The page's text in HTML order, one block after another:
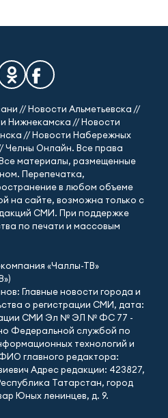
// Новости Альметьевска //
Нижнекамска // Новости
// Новости Набережных
Челны Онлайн. Все права
материалы, размещенные
Перепечатка,
в любом объеме
на сайте, возможна только с
СМИ. При поддержке
по печати и массовым
«Чаллы-ТВ»
Главные новости города и
о регистрации СМИ, дата:
СМИ Эл № ЭЛ № ФС 77 -
Федеральной службой по
технологий и
главного редактора:
Адрес редакции: 423827,
Татарстан, город
Юных ленинцев, д. 9.